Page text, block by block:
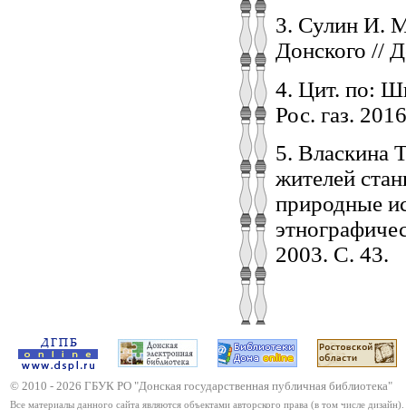
3. Сулин И.
Донского //
4. Цит. по:
Рос. газ.
5. Власкина
жителей
природные
2003. С. 43.
© 2010 - 2026 ГБУК РО "Донская государственная публичная библиотека"
Все материалы данного сайта являются объектами авторского права (в том числе дизайн).